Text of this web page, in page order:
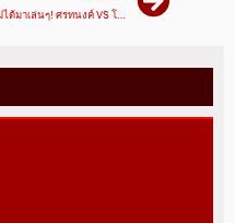
ไม่ได้มาเล่นๆ! ศรทนงค์ VS โอเล่ย์ | ศึกมวยมันส์สนั่นเมือง 12 มี.ค. 67